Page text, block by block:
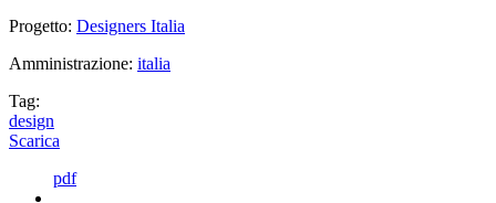
Progetto: Designers Italia
Amministrazione: italia
Tag:
design
Scarica
pdf